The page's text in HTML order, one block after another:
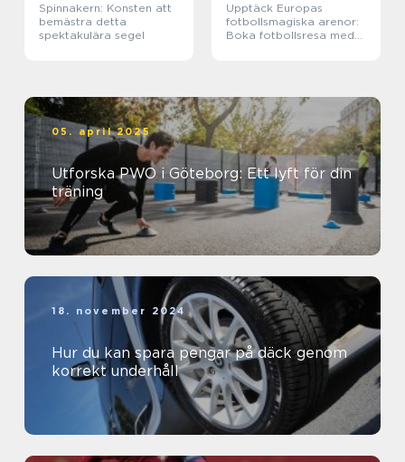
Spinnakern: Konsten att
bemästra detta
spektakulära segel
Upptäck Europas
fotbollsmagiska arenor:
Boka fotbollsresa med
05. april 2025
Utforska PWO i Göteborg: Ett lyft för din
träning
18. november 2024
Hur du kan spara pengar på däck genom
korrekt underhåll